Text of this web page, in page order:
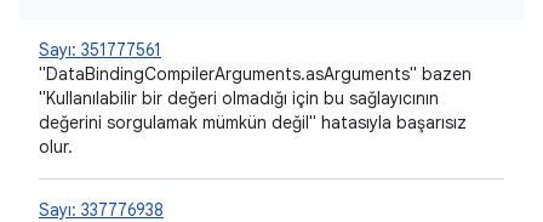
Sayı: 351777561
"DataBindingCompilerArguments.asArguments" bazen
"Kullanılabilir bir değeri olmadığı için bu sağlayıcının
değerini sorgulamak mümkün değil" hatasıyla başarısız
olur.
Sayı: 337776938